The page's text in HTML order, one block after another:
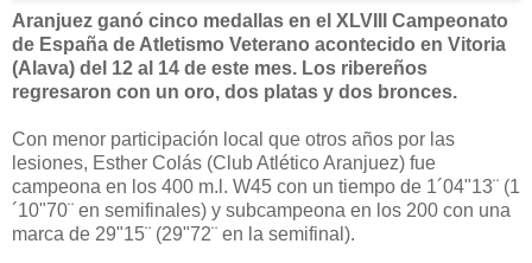
Aranjuez ganó cinco medallas en el XLVIII Campeonato
de España de Atletismo Veterano acontecido en Vitoria
(Alava) del 12 al 14 de este mes. Los ribereños
regresaron con un oro, dos platas y dos bronces.
Con menor participación local que otros años por las
lesiones, Esther Colás (Club Atlético Aranjuez) fue
campeona en los 400 m.l. W45 con un tiempo de 1´04"13¨ (1
´10"70¨ en semifinales) y subcampeona en los 200 con una
marca de 29"15¨ (29"72¨ en la semifinal).